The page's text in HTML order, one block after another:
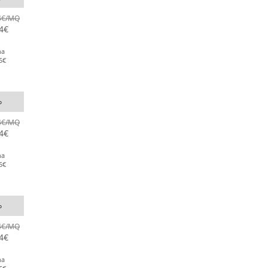
€/MQ
€
€
€/MQ
€
€
€/MQ
€